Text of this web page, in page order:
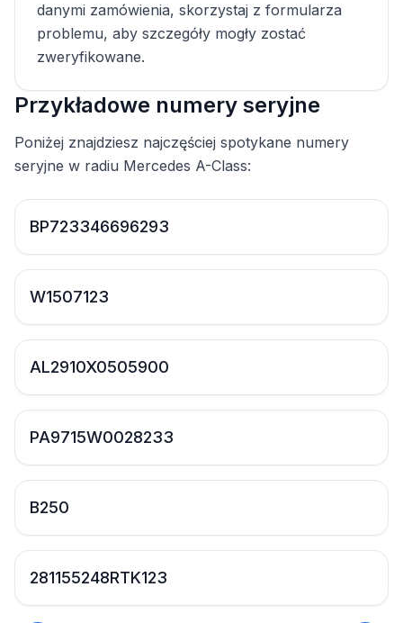
danymi zamówienia, skorzystaj z formularza
problemu, aby szczegóły mogły zostać
zweryfikowane.
Przykładowe numery seryjne
Poniżej znajdziesz najczęściej spotykane numery
seryjne w radiu Mercedes A-Class:
BP723346696293
W1507123
AL2910X0505900
PA9715W0028233
B250
281155248RTK123